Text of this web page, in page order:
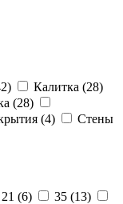
Калитка (28)
(28)
(4)
Стены
21 (6)
35 (13)